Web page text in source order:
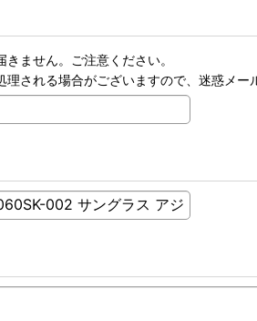
ません。ご注意ください。
される場合がございますので、迷惑メー